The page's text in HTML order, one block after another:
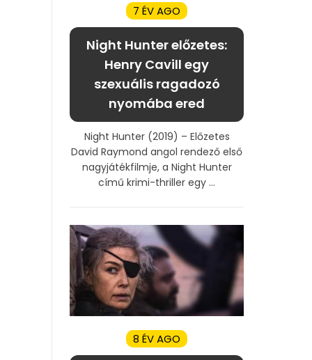
7 ÉV AGO
Night Hunter előzetes:
Henry Cavill egy
szexuális ragadozó
nyomába ered
Night Hunter (2019) – Előzetes
David Raymond angol rendező első
nagyjátékfilmje, a Night Hunter
című krimi-thriller egy ...
8 ÉV AGO